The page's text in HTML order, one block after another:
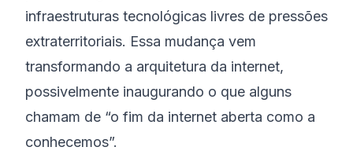
infraestruturas tecnológicas livres de pressões
extraterritoriais. Essa mudança vem
transformando a arquitetura da internet,
possivelmente inaugurando o que alguns
chamam de “o fim da internet aberta como a
conhecemos”.